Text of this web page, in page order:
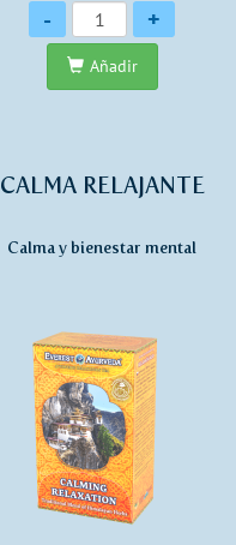
Cantidad
- +
Añadir
CALMA RELAJANTE
Calma y bienestar mental